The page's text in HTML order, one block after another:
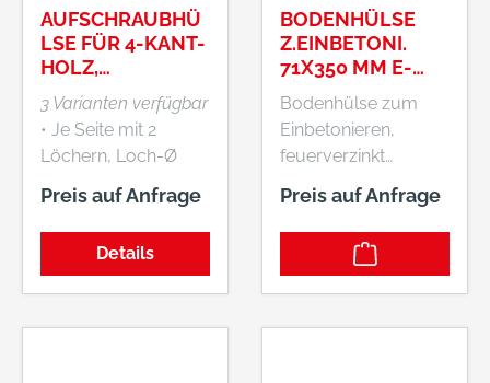
barrierefreier,
rollstuhlgerechter
Übergänge • Auch
zur direkten
Auflagerung auf
tragfähigem
Untergrund geeignet
• Durch die flache
mm) ist die
Kombination mit
marktüblichen
Terrassendielen oder
AUFSCHRAUBHÜ
LSE FÜR 4-KANT-
HOLZ,
FEUERVERZINKT
3 Varianten verfügbar
• Je Seite mit 2
Löchern, Loch-Ø
10,5 mm
Preis auf Anfrage
Details
BODENHÜLSE
Z.EINBETONI.
71X350 MM E-
NORMPRO
Bodenhülse zum
Einbetonieren,
feuerverzinkt
Palettenmenge: 200
Stück. Hersteller:
Einkaufsbüro
Deutscher
Preis auf Anfrage